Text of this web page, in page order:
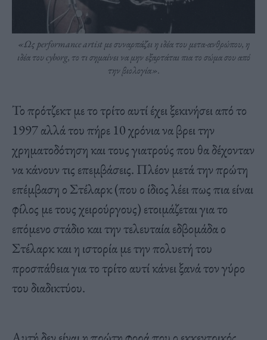
«Ως performance artist με συναρπάζει η ιδέα του μετα-ανθρώπου, η
ιδέα του cyborg, το τι σημαίνει να μην εξαρτάται πια το σώμα σου από
την βιολογία».
Το πρότζεκτ με το τρίτο αυτί έχει ξεκινήσει από το
1997 αλλά του πήρε 10 χρόνια να βρει την
χρηματοδότηση και τους γιατρούς που θα δέχονταν
να κάνουν τις επεμβάσεις. Πλέον μετά την πρώτη
επέμβαση ο Στέλαρκ (που ο ίδιος λέει πως πια είναι
φίλος με τους χειρούργους) ετοιμάζεται για το
επόμενο στάδιο και την τελευταία εδβομάδα ο
Στέλαρκ και η ιστορία με την πολυετή του
προσπάθεια για το τρίτο αυτί κάνει ξανά τον γύρο
του διαδικτύου.